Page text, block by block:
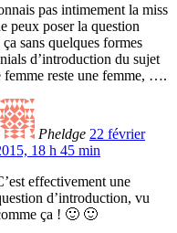
pas intimement la miss
peux poser la question
sans quelques formes
d’introduction du sujet
reste une femme, ….
Pheldge 22 février
18 h 45 min
effectivement une
d’introduction, vu
ça ! 🙂 🙂